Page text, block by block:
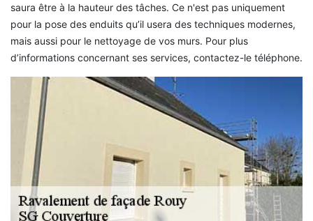
saura être à la hauteur des tâches. Ce n'est pas uniquement
pour la pose des enduits qu’il usera des techniques modernes,
mais aussi pour le nettoyage de vos murs. Pour plus
d’informations concernant ses services, contactez-le téléphone.